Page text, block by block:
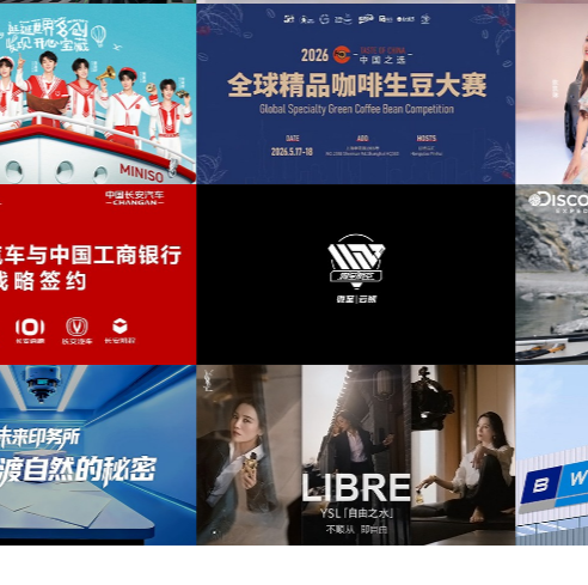
悠扬 (3)
(3)
民族 (3)
自然 (3)
清明节
伤心 (3)
(3)
(2)
安逸 (2)
为智慧屏Mate TV鸿蒙智家发布会提供音
乐版权
为东风奕派M8上市发布会项目提供音乐版权
中国之选”全球精品咖啡生豆大赛提供
音乐版权
为岚图泰山X8上市发布会互动项目提供音乐
至航空科技公司产品宣传项目提供音乐版
权
为Discovery expedition北京店铺活动提供音
乐版权